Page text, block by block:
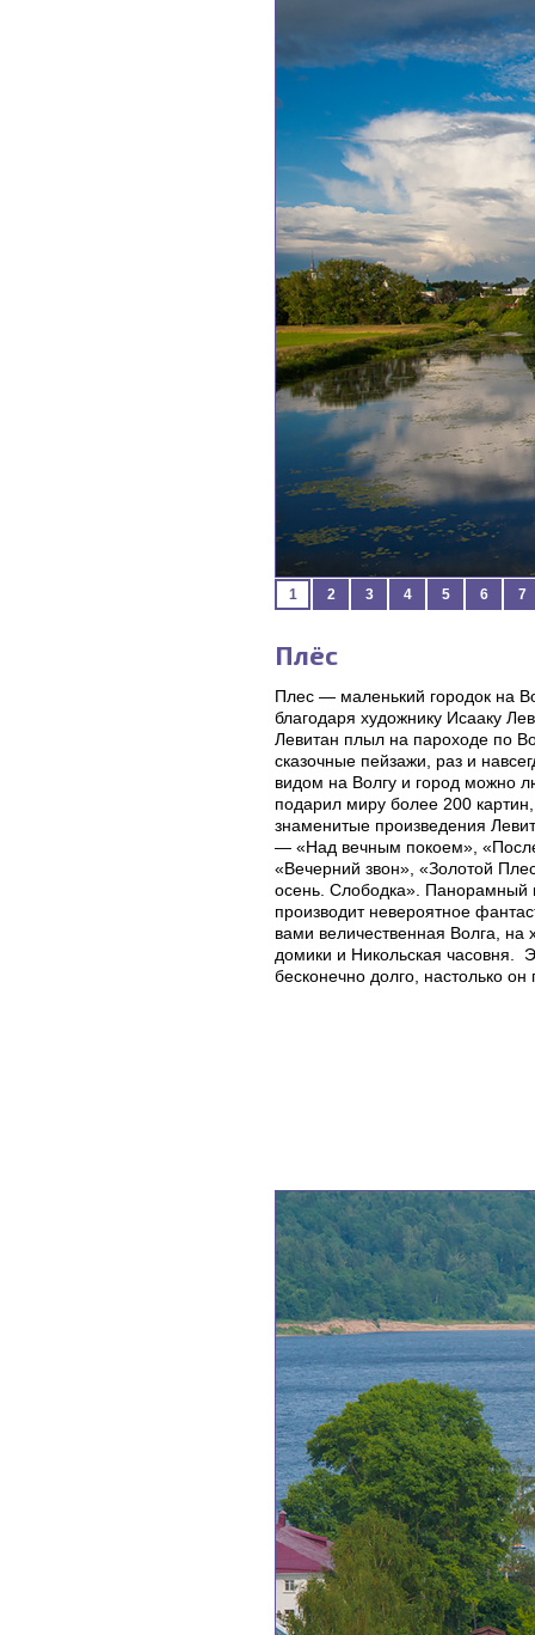
1 2 3 4 5 6 7
Плёс
Плес — маленький городок на
благодаря художнику Исааку
Левитан плыл на пароходе по
сказочные пейзажи, раз и
видом на Волгу и город можно
подарил миру более 200
знаменитые произведения
— «Над вечным покоем»,
«Вечерний звон», «Золотой
осень. Слободка». Панорамный
производит невероятное
вами величественная Волга,
домики и Никольская часовня.
бесконечно долго, настолько он